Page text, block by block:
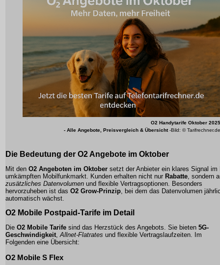
O2 Handytarife Oktober 2025
- Alle Angebote, Preisvergleich & Übersicht-Bild: © Tarifrechner.de
Die Bedeutung der O2 Angebote im Oktober
Mit den O2 Angeboten im Oktober setzt der Anbieter ein klares Signal im
umkämpften Mobilfunkmarkt. Kunden erhalten nicht nur Rabatte, sondern
zusätzliches Datenvolumen und flexible Vertragsoptionen. Besonders
hervorzuheben ist das O2 Grow-Prinzip, bei dem das Datenvolumen
automatisch wächst.
O2 Mobile Postpaid-Tarife im Detail
Die O2 Mobile Tarife sind das Herzstück des Angebots. Sie bieten 5G-
Geschwindigkeit,Allnet-Flatrates und flexible Vertragslaufzeiten. Im
Folgenden eine Übersicht:
O2 Mobile S Flex